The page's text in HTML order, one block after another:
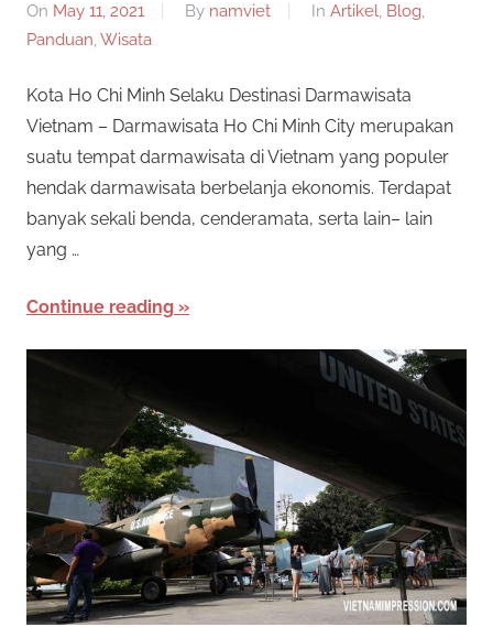
e
s
m
i
D
a
n
e
r
p
e
d
i
p
i
a
n
y
a
On May 11, 2021 By namviet In Artikel, Blog,
Panduan, Wisata
Kota Ho Chi Minh Selaku Destinasi Darmawisata
Vietnam – Darmawisata Ho Chi Minh City merupakan
suatu tempat darmawisata di Vietnam yang populer
hendak darmawisata berbelanja ekonomis. Terdapat
banyak sekali benda, cenderamata, serta lain– lain
yang …
Continue reading